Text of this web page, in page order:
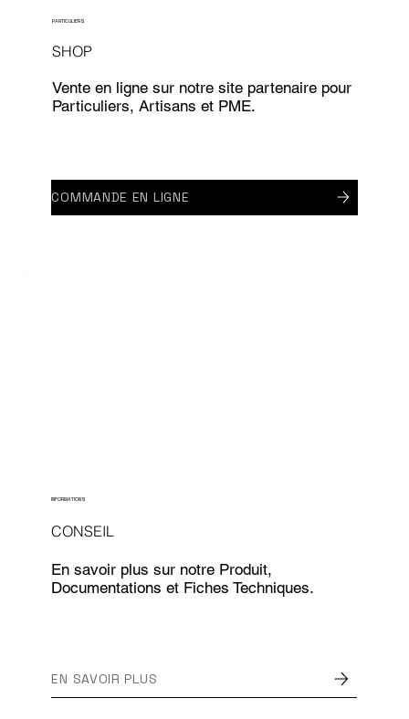
SHOP
PARTICULIERS
Vente en ligne sur notre site partenaire pour
Particuliers, Artisans et PME.
COMMANDE EN LIGNE
CONSEIL
INFORMATIONS
En savoir plus sur notre Produit,
Documentations et Fiches Techniques.
EN SAVOIR PLUS